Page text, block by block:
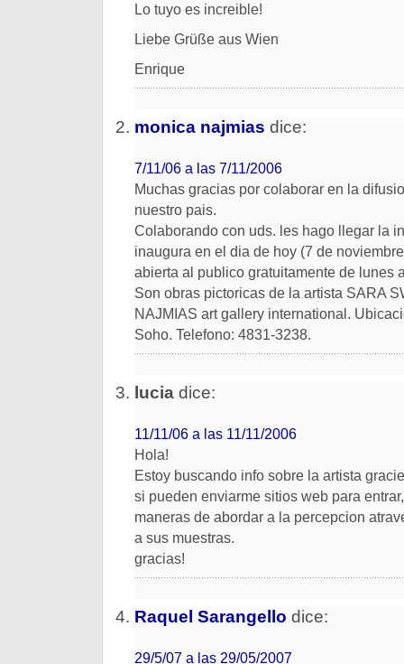
Lo tuyo es increible!
Liebe Grüße aus Wien
Enrique
monica najmias dice:
7/11/06 a las 7/11/2006
Muchas gracias por colaborar en la
nuestro pais.
Colaborando con uds. les hago llegar la
inaugura en el dia de hoy (7 de
abierta al publico gratuitamente de lunes
Son obras pictoricas de la artista SARA
NAJMIAS art gallery international.
Soho. Telefono: 4831-3238.
luciadice:
11/11/06 a las 11/11/2006
Hola!
Estoy buscando info sobre la artista
si pueden enviarme sitios web para
maneras de abordar a la percepcion
a sus muestras.
gracias!
Raquel Sarangello dice:
29/5/07 a las 29/05/2007